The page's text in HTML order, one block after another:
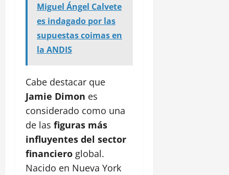
Miguel Ángel Calvete
es indagado por las
supuestas coimas en
la ANDIS
Cabe destacar que
Jamie Dimon es
considerado como una
de las figuras más
influyentes del sector
financiero global.
Nacido en Nueva York